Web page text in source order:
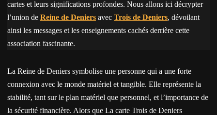
cartes et leurs significations profondes. Nous allons ici décrypter
l’union de Reine de Deniers avec Trois de Deniers, dévoilant
ainsi les messages et les enseignements cachés derrière cette
association fascinante.
La Reine de Deniers symbolise une personne qui a une forte
connexion avec le monde matériel et tangible. Elle représente la
stabilité, tant sur le plan matériel que personnel, et l’importance de
la sécurité financière. Alors que La carte Trois de Deniers